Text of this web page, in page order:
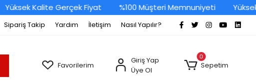
Yüksek Kalite Gerçek Fiyat %100 Müşteri Memnuniyeti
Sipariş Takip Yardım İletişim Nasıl Yapılır?
Favorilerim
Giriş Yap
Üye Ol
0
Sepetim